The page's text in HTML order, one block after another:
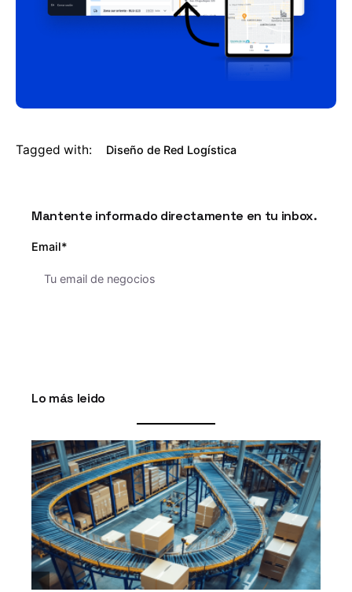
Tagged with: Diseño de Red Logística
Mantente informado directamente en tu inbox.
Email*
Lo más leido